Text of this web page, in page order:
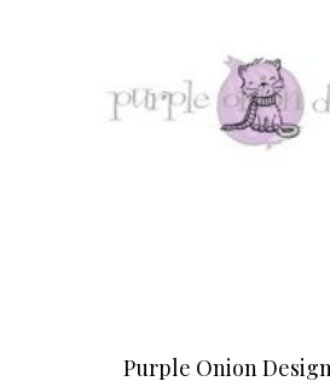
Purple Onion